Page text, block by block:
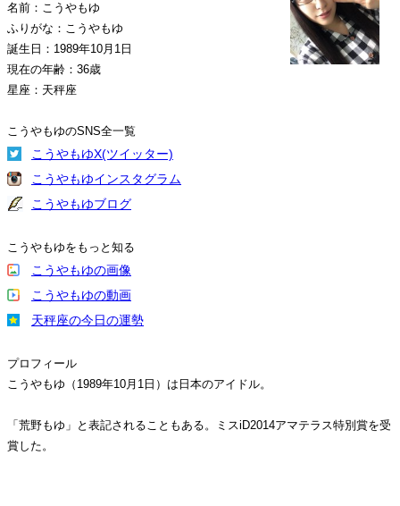
名前：こうやもゆ
ふりがな：こうやもゆ
誕生日：1989年10月1日
現在の年齢：36歳
星座：天秤座
こうやもゆのSNS全一覧
こうやもゆX(ツイッター)
こうやもゆインスタグラム
こうやもゆブログ
こうやもゆをもっと知る
こうやもゆの画像
こうやもゆの動画
天秤座の今日の運勢
プロフィール
こうやもゆ（1989年10月1日）は日本のアイドル。
「荒野もゆ」と表記されることもある。ミスiD2014アマテラス特別賞を受
賞した。